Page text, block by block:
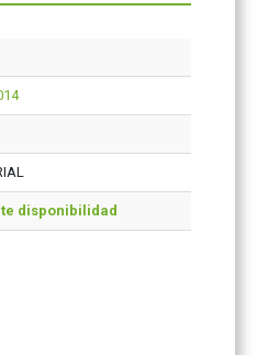
disponibilidad